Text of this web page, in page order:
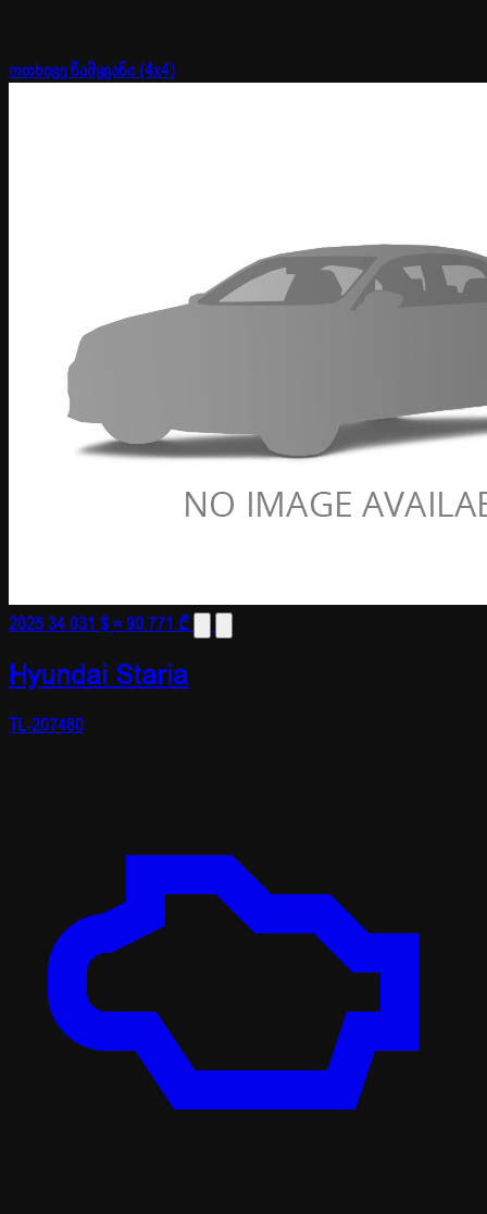
ოთხივე წამყვანი (4x4)
202534 031 $≈ 90 771 ₾
Hyundai Staria
TL-207480